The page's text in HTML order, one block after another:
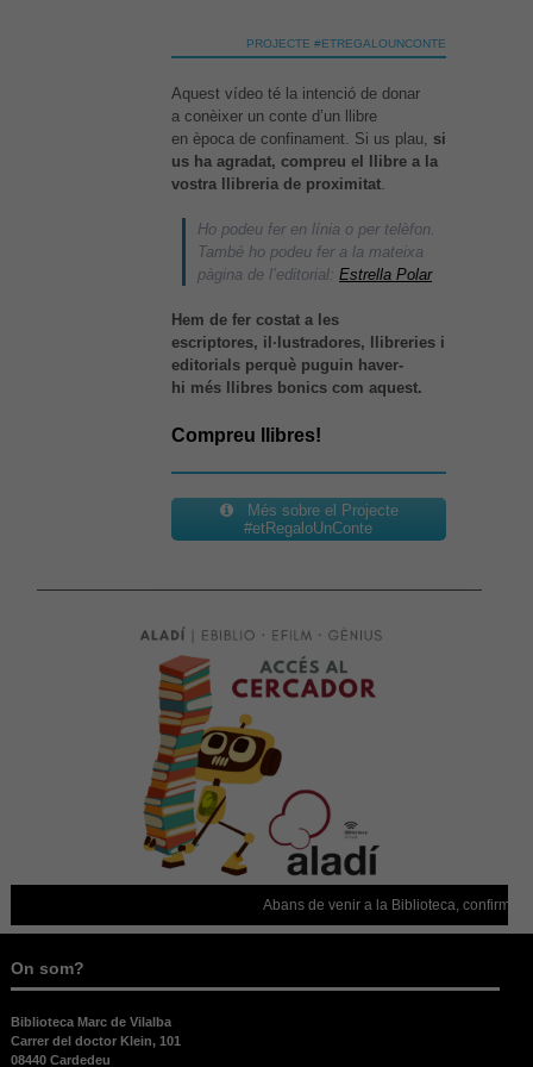
PROJECTE #ETREGALOUNCONTE
Aquest vídeo té la intenció de donar
a conèixer un conte d’un llibre
en època de confinament. Si us plau, si
us ha agradat, compreu el llibre a la
vostra llibreria de proximitat.
Ho podeu fer en línia o per telèfon.
També ho podeu fer a la mateixa
pàgina de l’editorial:Estrella Polar
Hem de fer costat a les
escriptores, il·lustradores, llibreries i
editorials perquè puguin haver-
hi més llibres bonics com aquest.
Compreu llibres!
Més sobre el Projecte
#etRegaloUnConte
Abans de venir a la Biblioteca, confirmeu
On som?
Biblioteca Marc de Vilalba
Carrer del doctor Klein, 101
08440 Cardedeu
Necessàries
cookies no
són
opcionals,
són
necessàries
funcionament
web.
Estadístiques
Per a millorar
la nostra web
necessitem
cookies.
Experiència
Per tal que el
el millor
durant la
vostra visita.
Si rebutges
aquestes
desapareixerà
del lloc web.